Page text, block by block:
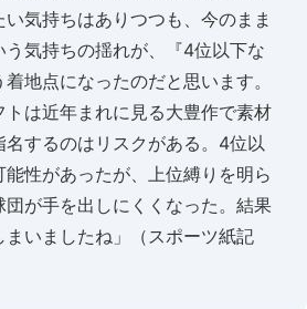
気持ちはありつつも、今のまま
う気持ちの揺れが、『4位以下な
地点になったのだと思います。
トは近年まれに見る大豊作で素材
するのはリスクがある。4位以
性があったが、上位縛りを明ら
が手を出しにくくなった。結果
まいましたね」（スポーツ紙記